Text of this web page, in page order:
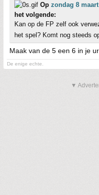
Op zondag 8 maart
het volgende:
Kan op de FP zelf ook
het spel? Komt nog steeds
Maak van de 5 een 6 in je
De enige echte.
▼